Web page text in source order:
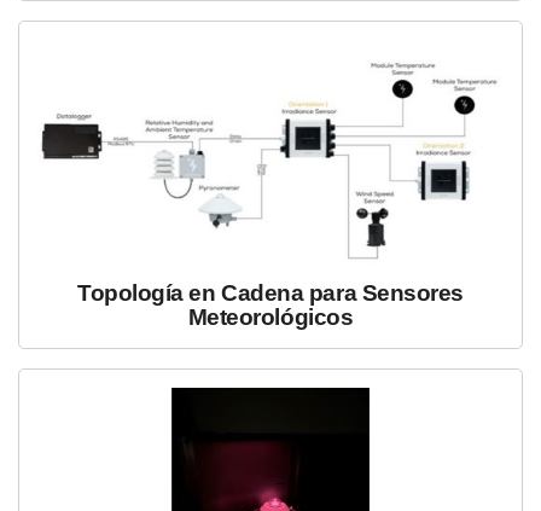
Topología en Cadena para Sensores
Meteorológicos